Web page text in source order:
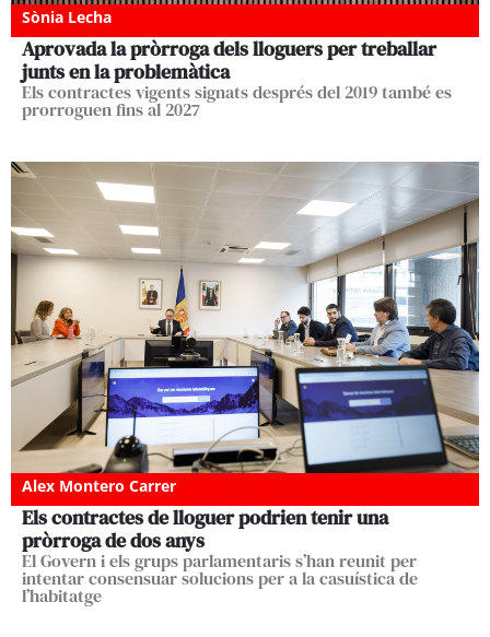
Sònia Lecha
Aprovada la pròrroga dels lloguers per treballar
junts en la problemàtica
Els contractes vigents signats després del 2019 també es
prorroguen fins al 2027
Alex Montero Carrer
Els contractes de lloguer podrien tenir una
pròrroga de dos anys
El Govern i els grups parlamentaris s’han reunit per
intentar consensuar solucions per a la casuística de
l’habitatge